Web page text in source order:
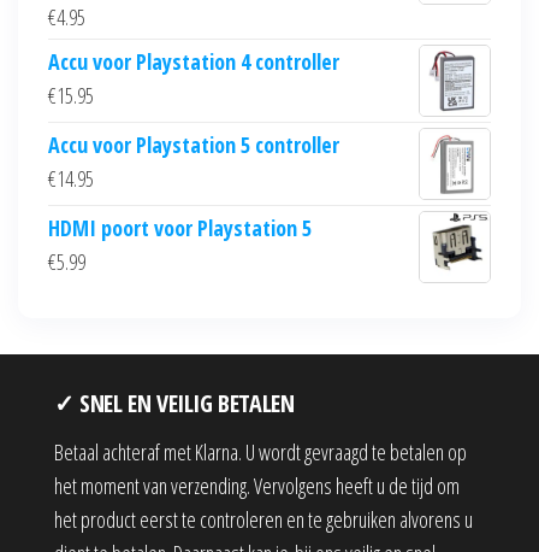
€4.95
Accu voor Playstation 4 controller
€15.95
Accu voor Playstation 5 controller
€14.95
HDMI poort voor Playstation 5
€5.99
✓ SNEL EN VEILIG BETALEN
Betaal achteraf met Klarna. U wordt gevraagd te betalen op
het moment van verzending. Vervolgens heeft u de tijd om
het product eerst te controleren en te gebruiken alvorens u